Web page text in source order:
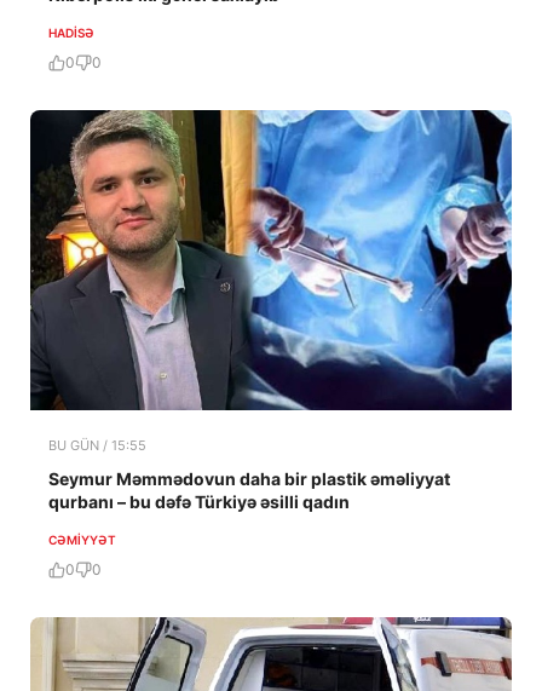
HADISƏ
0 0
BU GÜN / 15:55
Seymur Məmmədovun daha bir plastik əməliyyat
qurbanı – bu dəfə Türkiyə əsilli qadın
CƏMIYYƏT
0 0